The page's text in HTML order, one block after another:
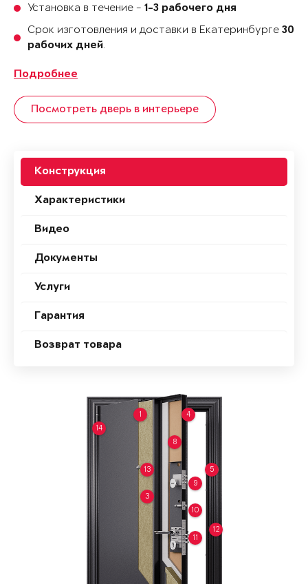
Установка в течение - 1-3 рабочего дня
Срок изготовления и доставки в Екатеринбурге 30
рабочих дней.
Подробнее
Посмотреть дверь в интерьере
Конструкция
Характеристики
Видео
Документы
Услуги
Гарантия
Возврат товара
1
3
4
5
8
9
10
11
12
13
14